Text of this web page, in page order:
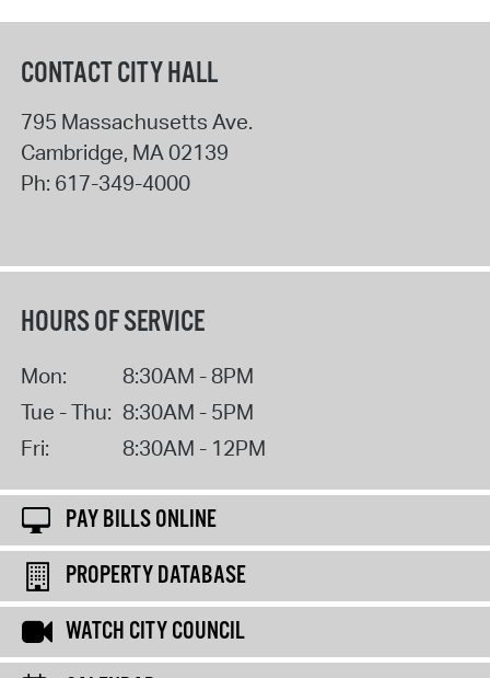
CONTACT CITY HALL
795 Massachusetts Ave.
Cambridge, MA02139
Ph: 617-349-4000
HOURS OF SERVICE
Mon:
8:30AM - 8PM
Tue - Thu: 8:30AM - 5PM
Fri:
8:30AM - 12PM
PAY BILLS ONLINE
PROPERTY DATABASE
WATCH CITY COUNCIL